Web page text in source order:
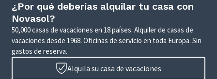
¿Por qué deberías alquilar tu casa con
Novasol?
50,000 casas de vacaciones en 18 países. Alquiler de casas de
vacaciones desde 1968. Oficinas de servicio en toda Europa. Sin
gastos de reserva.
Alquila su casa de vacaciones